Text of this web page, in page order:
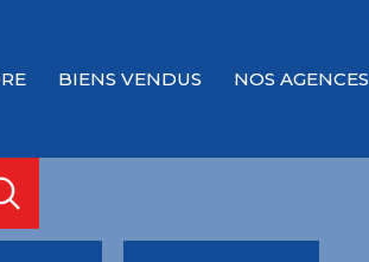
BIENS VENDUS NOS AGENCES